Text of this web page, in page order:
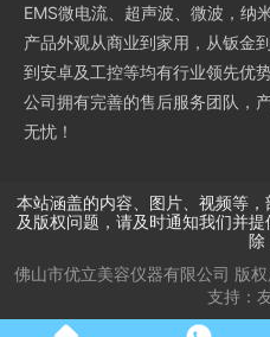
EMS微电流、超声波、微波，纳
产品外观从商业到家用，从钣金
到安卓及工控等均有行业领先优势
公司拥有完善的售后服务团队，
无忧！
本站涵盖的内容、图片、视频等
及版权问题，请及时通知我们并
除
佛山市优立美容仪器有限公司 版
支持：